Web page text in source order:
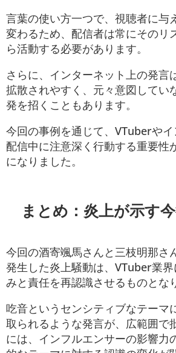
言葉の使い方一つで、視聴者に与
変わるため、配信者は常にそのリ
ら活動する必要があります。
さらに、インターネット上の発言
拡散されやすく、元々意図してい
発を招くこともあります。
今回の事例を通じて、VTuberや
配信中に注意深く行動する重要性
になりました。
まとめ：炎上が示す
今回の酒寄颯馬さんと三枝明那さ
発生した炎上騒動は、VTuber業
みと責任を再認識させるものとな
吃音というセンシティブなテーマ
取られるような発言が、広範囲で
には、インフルエンサーの影響力